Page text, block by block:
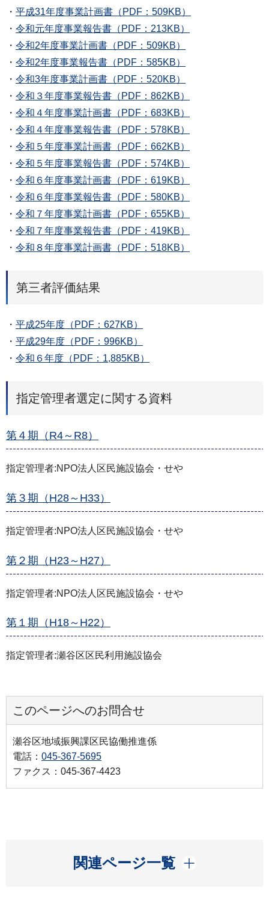
・ 平成31年度事業計画書（PDF：509KB）
・ 令和元年度事業報告書（PDF：213KB）
・ 令和2年度事業計画書（PDF：509KB）
・ 令和2年度事業報告書（PDF：585KB）
・ 令和3年度事業計画書（PDF：520KB）
・ 令和３年度事業報告書（PDF：862KB）
・ 令和４年度事業計画書（PDF：683KB）
・ 令和４年度事業報告書（PDF：578KB）
・ 令和５年度事業計画書（PDF：662KB）
・ 令和５年度事業報告書（PDF：574KB）
・ 令和６年度事業計画書（PDF：619KB）
・ 令和６年度事業報告書（PDF：580KB）
・ 令和７年度事業計画書（PDF：655KB）
・ 令和７年度事業報告書（PDF：419KB）
・ 令和８年度事業計画書（PDF：518KB）
第三者評価結果
・ 平成25年度（PDF：627KB）
・ 平成29年度（PDF：996KB）
・ 令和６年度（PDF：1,885KB）
指定管理者選定に関する資料
第４期（R4～R8）
指定管理者:NPO法人区民施設協会・せや
第３期（H28～H33）
指定管理者:NPO法人区民施設協会・せや
第２期（H23～H27）
指定管理者:NPO法人区民施設協会・せや
第１期（H18～H22）
指定管理者:瀬谷区区民利用施設協会
このページへのお問合せ
瀬谷区地域振興課区民協働推進係
電話： 045-367-5695
ファクス：045-367-4423
関連ページ一覧
開く